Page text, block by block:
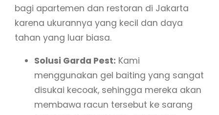
bagi apartemen dan restoran di Jakarta
karena ukurannya yang kecil dan daya
tahan yang luar biasa.
Solusi Garda Pest: Kami
menggunakan gel baiting yang sangat
disukai kecoak, sehingga mereka akan
membawa racun tersebut ke sarang